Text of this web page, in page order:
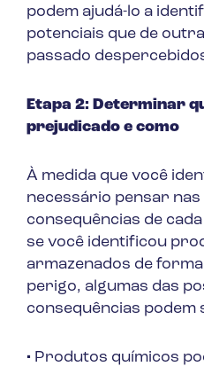
podem ajudá-lo a
potenciais que de
passado
Etapa 2: Determinar
prejudicado e como
À medida que você
necessário pensar nas
consequências de
se você identificou
armazenados de
perigo, algumas das
consequências podem
· Produtos químicos